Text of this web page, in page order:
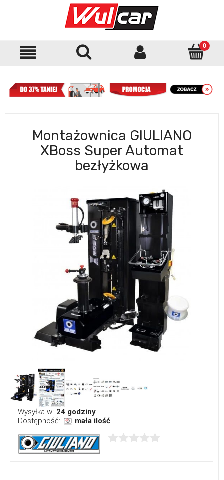
Montażownica GIULIANO
XBoss Super Automat
bezłyżkowa
Wysyłka w: 24 godziny
Dostępność:
mała ilość